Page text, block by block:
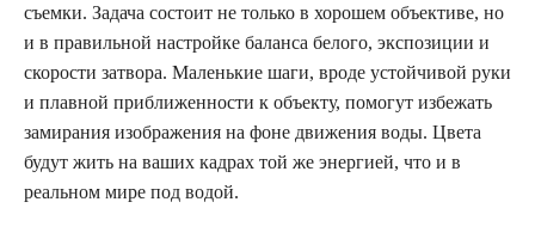
съемки. Задача состоит не только в хорошем объективе, но
и в правильной настройке баланса белого, экспозиции и
скорости затвора. Маленькие шаги, вроде устойчивой руки
и плавной приближенности к объекту, помогут избежать
замирания изображения на фоне движения воды. Цвета
будут жить на ваших кадрах той же энергией, что и в
реальном мире под водой.